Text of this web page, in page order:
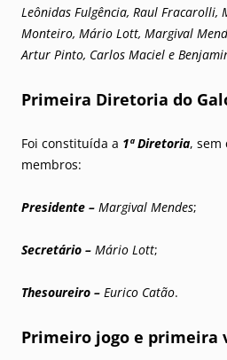
Leônidas Fulgência, Raul Fracarolli,
Monteiro, Mário Lott, Margival
Artur Pinto, Carlos Maciel e
Primeira Diretoria do
Foi constituída a 1ª Diretoria, sem
membros:
Presidente – Margival Mendes;
Secretário – Mário Lott;
Thesoureiro – Eurico Catão.
Primeiro jogo e primeira